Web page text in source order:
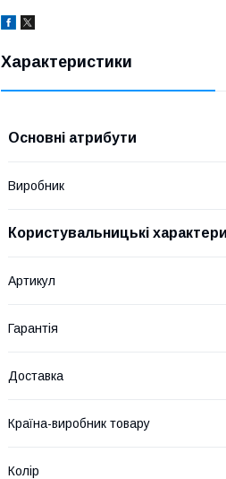
Характеристики
Основні атрибути
Виробник
Користувальницькі
Артикул
Гарантія
Доставка
Країна-виробник товару
Колір